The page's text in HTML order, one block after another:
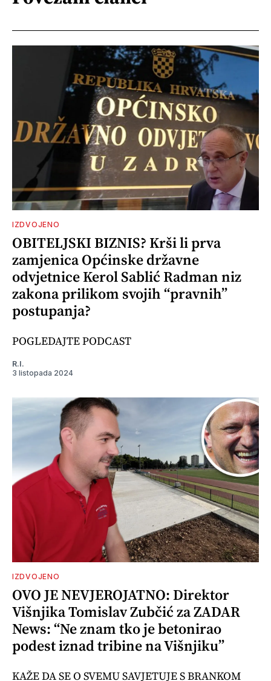
IZDVOJENO
OBITELJSKI BIZNIS? Krši li prva
zamjenica Općinske državne
odvjetnice Kerol Sablić Radman niz
zakona prilikom svojih “pravnih”
postupanja?
POGLEDAJTE PODCAST
R.I.
3 listopada 2024
IZDVOJENO
OVO JE NEVJEROJATNO: Direktor
Višnjika Tomislav Zubčić za ZADAR
News: “Ne znam tko je betonirao
podest iznad tribine na Višnjiku”
KAŽE DA SE O SVEMU SAVJETUJE S BRANKOM